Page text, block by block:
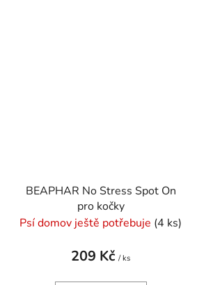
BEAPHAR No Stress Spot On
pro kočky
Psí domov ještě potřebuje (4 ks)
209 Kč/ ks